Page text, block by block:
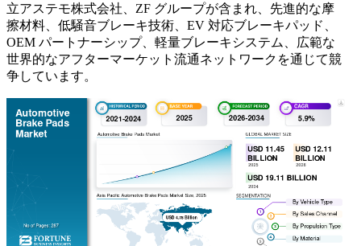
立アステモ株式会社、ZF グループが含まれ、先進的な摩
擦材料、低騒音ブレーキ技術、EV 対応ブレーキパッド、
OEM パートナーシップ、軽量ブレーキシステム、広範な
世界的なアフターマーケット流通ネットワークを通じて競
争しています。